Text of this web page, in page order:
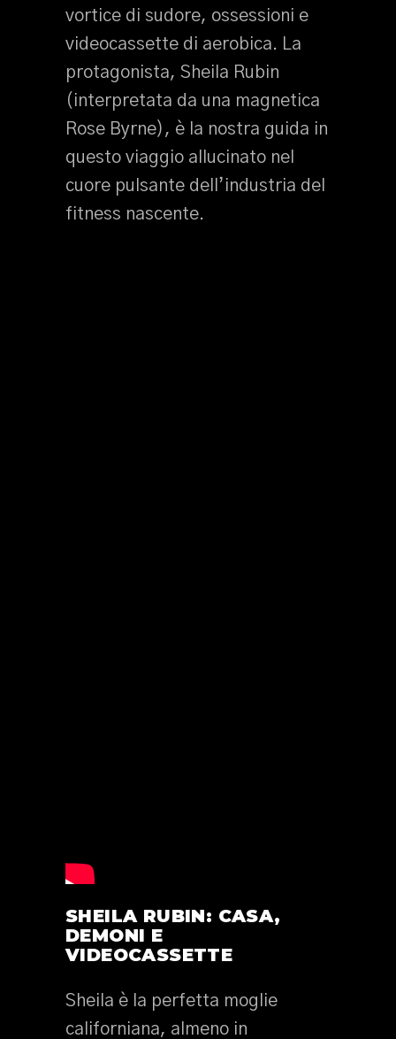
vortice di sudore, ossessioni e
videocassette di aerobica. La
protagonista, Sheila Rubin
(interpretata da una magnetica
Rose Byrne), è la nostra guida in
questo viaggio allucinato nel
cuore pulsante dell’industria del
fitness nascente.
SHEILA RUBIN: CASA,
DEMONI E
VIDEOCASSETTE
Sheila è la perfetta moglie
californiana, almeno in